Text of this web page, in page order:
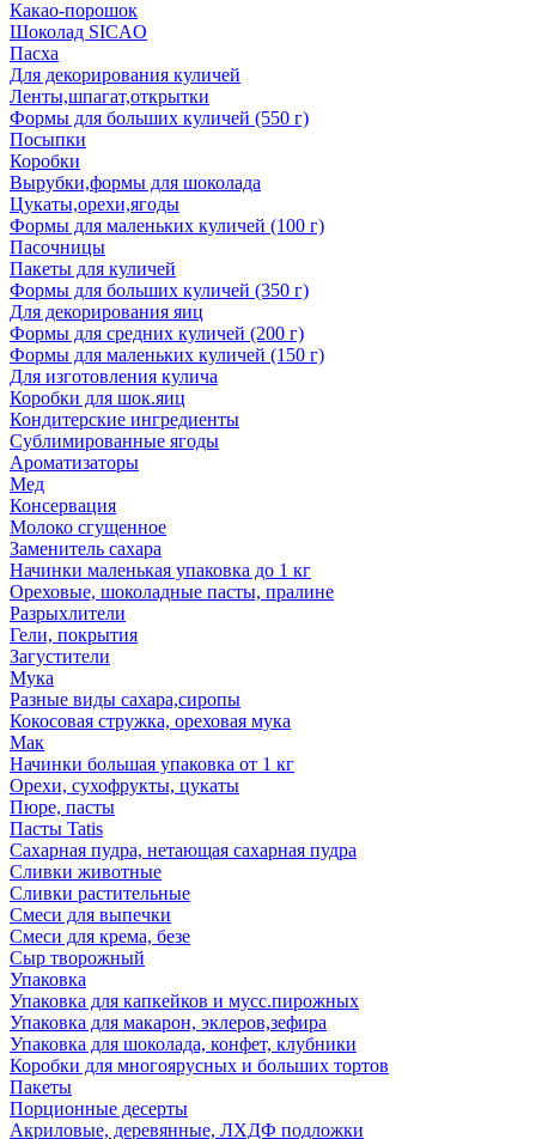
Какао-порошок
Шоколад SICAO
Пасха
Для декорирования куличей
Ленты,шпагат,открытки
Формы для больших куличей (550 г)
Посыпки
Коробки
Вырубки,формы для шоколада
Цукаты,орехи,ягоды
Формы для маленьких куличей (100 г)
Пасочницы
Пакеты для куличей
Формы для больших куличей (350 г)
Для декорирования яиц
Формы для средних куличей (200 г)
Формы для маленьких куличей (150 г)
Для изготовления кулича
Коробки для шок.яиц
Кондитерские ингредиенты
Сублимированные ягоды
Ароматизаторы
Мед
Консервация
Молоко сгущенное
Заменитель сахара
Начинки маленькая упаковка до 1 кг
Ореховые, шоколадные пасты, пралине
Разрыхлители
Гели, покрытия
Загустители
Мука
Разные виды сахара,сиропы
Кокосовая стружка, ореховая мука
Мак
Начинки большая упаковка от 1 кг
Орехи, сухофрукты, цукаты
Пюре, пасты
Пасты Tatis
Сахарная пудра, нетающая сахарная пудра
Сливки животные
Сливки растительные
Смеси для выпечки
Смеси для крема, безе
Сыр творожный
Упаковка
Упаковка для капкейков и мусс.пирожных
Упаковка для макарон, эклеров,зефира
Упаковка для шоколада, конфет, клубники
Коробки для многоярусных и больших тортов
Пакеты
Порционные десерты
Акриловые, деревянные, ЛХДФ подложки